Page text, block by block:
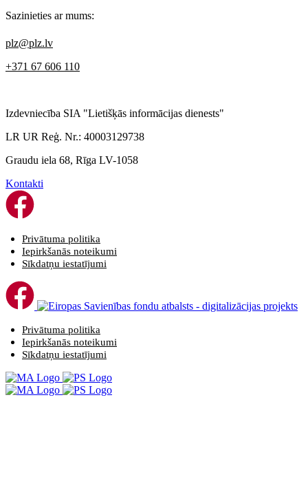
Sazinieties ar mums:
plz@plz.lv
+371 67 606 110
Izdevniecība SIA "Lietišķās informācijas dienests"
LR UR Reģ. Nr.: 40003129738
Graudu iela 68, Rīga LV-1058
Kontakti
Privātuma politika
Iepirkšanās noteikumi
Sīkdatņu iestatījumi
Privātuma politika
Iepirkšanās noteikumi
Sīkdatņu iestatījumi